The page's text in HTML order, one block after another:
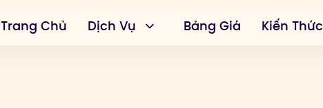
Trang Chủ Dịch Vụ Bảng Giá Kiến Thức